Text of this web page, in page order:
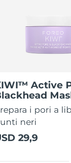
Active
i pori a
neri
29,9